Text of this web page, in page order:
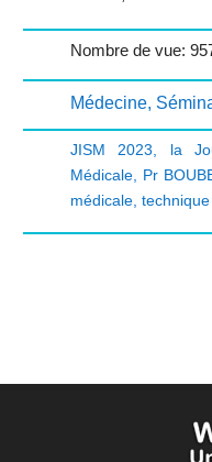
Nombre de vue:
Médecine,
JISM 2023 la
Médicale, Pr
médicale, technique